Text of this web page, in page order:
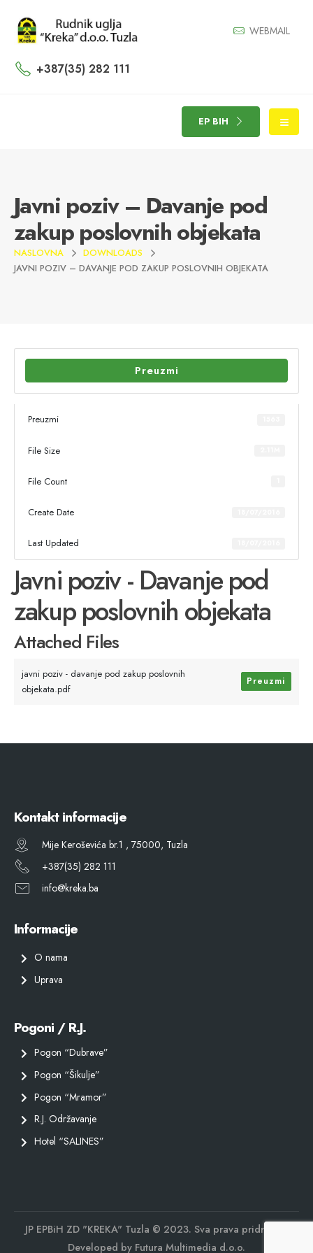
WEBMAIL
+387(35) 282 111
EP BIH
Javni poziv – Davanje pod
zakup poslovnih objekata
NASLOVNA
DOWNLOADS
JAVNI POZIV – DAVANJE POD ZAKUP POSLOVNIH OBJEKATA
Preuzmi
Preuzmi
File Size
File Count
Create Date
Last Updated
Javni poziv - Davanje pod
zakup poslovnih objekata
Attached Files
javni poziv - davanje pod zakup poslovnih
objekata.pdf
Preuzmi
Kontakt informacije
Mije Keroševića br.1 , 75000, Tuzla
+387(35) 282 111
info@kreka.ba
Informacije
O nama
Uprava
Pogoni / R.J.
Pogon “Dubrave”
Pogon “Šikulje”
Pogon “Mramor”
R.J. Održavanje
Hotel “SALINES”
JP EPBiH ZD "KREKA" Tuzla © 2023. Sva prava pridržana.
Developed by Futura Multimedia d.o.o.